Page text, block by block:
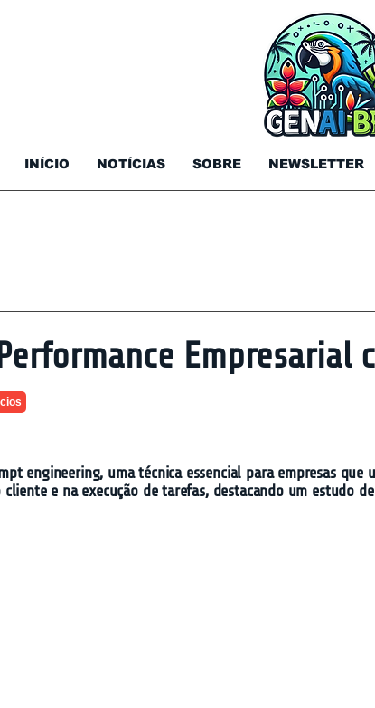
INÍCIO NOTÍCIAS SOBRE NEWSLETTER
Empresarial
engineering, uma técnica essencial para empresas
e na execução de tarefas, destacando um estudo